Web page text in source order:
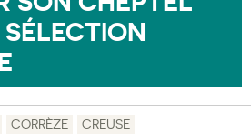
CORRÈZE
CREUSE